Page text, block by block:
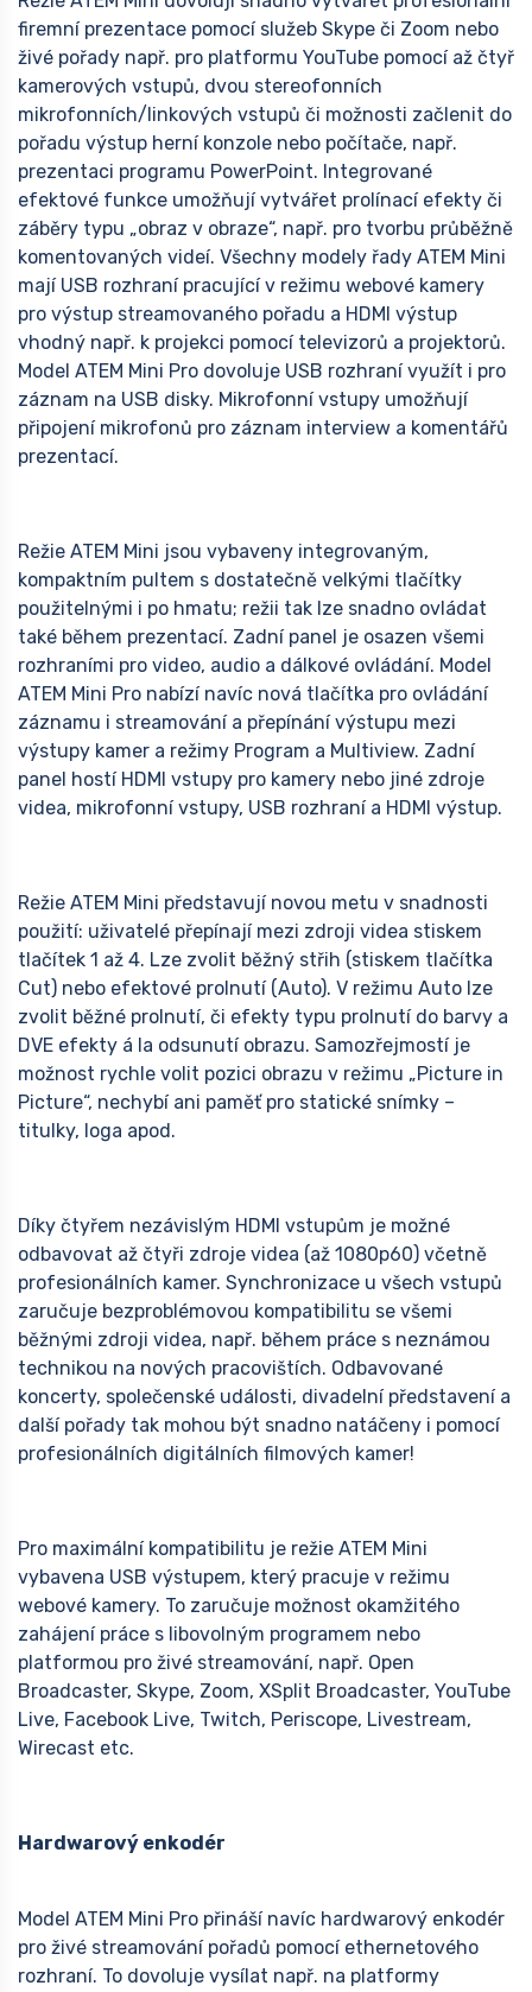
firemní prezentace pomocí služeb Skype či Zoom nebo
živé pořady např. pro platformu YouTube pomocí až čtyř
kamerových vstupů, dvou stereofonních
mikrofonních/linkových vstupů či možnosti začlenit do
pořadu výstup herní konzole nebo počítače, např.
prezentaci programu PowerPoint. Integrované
efektové funkce umožňují vytvářet prolínací efekty či
záběry typu „obraz v obraze“, např. pro tvorbu průběžně
komentovaných videí. Všechny modely řady ATEM Mini
mají USB rozhraní pracující v režimu webové kamery
pro výstup streamovaného pořadu a HDMI výstup
vhodný např. k projekci pomocí televizorů a projektorů.
Model ATEM Mini Pro dovoluje USB rozhraní využít i pro
záznam na USB disky. Mikrofonní vstupy umožňují
připojení mikrofonů pro záznam interview a komentářů
prezentací.
Režie ATEM Mini jsou vybaveny integrovaným,
kompaktním pultem s dostatečně velkými tlačítky
použitelnými i po hmatu; režii tak lze snadno ovládat
také během prezentací. Zadní panel je osazen všemi
rozhraními pro video, audio a dálkové ovládání. Model
ATEM Mini Pro nabízí navíc nová tlačítka pro ovládání
záznamu i streamování a přepínání výstupu mezi
výstupy kamer a režimy Program a Multiview. Zadní
panel hostí HDMI vstupy pro kamery nebo jiné zdroje
videa, mikrofonní vstupy, USB rozhraní a HDMI výstup.
Režie ATEM Mini představují novou metu v snadnosti
použití: uživatelé přepínají mezi zdroji videa stiskem
tlačítek 1 až 4. Lze zvolit běžný střih (stiskem tlačítka
Cut) nebo efektové prolnutí (Auto). V režimu Auto lze
zvolit běžné prolnutí, či efekty typu prolnutí do barvy a
DVE efekty á la odsunutí obrazu. Samozřejmostí je
možnost rychle volit pozici obrazu v režimu „Picture in
Picture“, nechybí ani paměť pro statické snímky –
titulky, loga apod.
Díky čtyřem nezávislým HDMI vstupům je možné
odbavovat až čtyři zdroje videa (až 1080p60) včetně
profesionálních kamer. Synchronizace u všech vstupů
zaručuje bezproblémovou kompatibilitu se všemi
běžnými zdroji videa, např. během práce s neznámou
technikou na nových pracovištích. Odbavované
koncerty, společenské události, divadelní představení a
další pořady tak mohou být snadno natáčeny i pomocí
profesionálních digitálních filmových kamer!
Pro maximální kompatibilitu je režie ATEM Mini
vybavena USB výstupem, který pracuje v režimu
webové kamery. To zaručuje možnost okamžitého
zahájení práce s libovolným programem nebo
platformou pro živé streamování, např. Open
Broadcaster, Skype, Zoom, XSplit Broadcaster, YouTube
Live, Facebook Live, Twitch, Periscope, Livestream,
Wirecast etc.
Hardwarový enkodér
Model ATEM Mini Pro přináší navíc hardwarový enkodér
pro živé streamování pořadů pomocí ethernetového
rozhraní. To dovoluje vysílat např. na platformy